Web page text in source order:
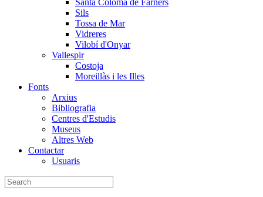
Santa Coloma de Farners
Sils
Tossa de Mar
Vidreres
Vilobí d'Onyar
Vallespir
Costoja
Moreillàs i les Illes
Fonts
Arxius
Bibliografia
Centres d'Estudis
Museus
Altres Web
Contactar
Usuaris